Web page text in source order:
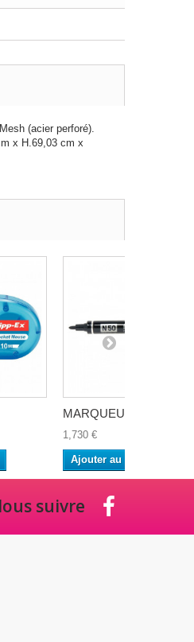
(acier perforé).
x H.69,03 cm x
MARQUEUR...
1,730 €
Ajouter au panier
suivre